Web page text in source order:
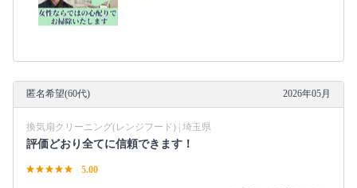
匿名希望(60代) 2026年05月
換気扇クリーニング(レンジフード) | 埼玉県
評価どおり全てに信頼できます！
5.00